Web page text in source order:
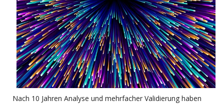
Nach 10 Jahren Analyse und mehrfacher Validierung haben